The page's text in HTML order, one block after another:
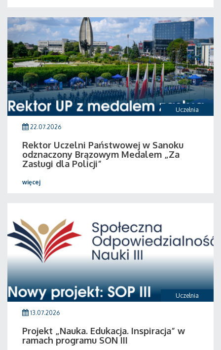
Uczelnia
22.07.2026
Rektor Uczelni Państwowej w Sanoku
odznaczony Brązowym Medalem „Za
Zasługi dla Policji”
więcej
Uczelnia
13.07.2026
Projekt „Nauka. Edukacja. Inspiracja” w
ramach programu SON III